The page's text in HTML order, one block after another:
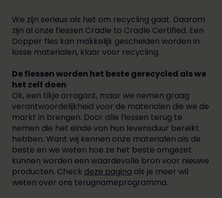
We zijn serieus als het om recycling gaat. Daarom
zijn al onze flessen Cradle to Cradle Certified. Een
Dopper fles kan makkelijk gescheiden worden in
losse materialen, klaar voor recycling.
De flessen worden het beste gerecycled als we
het zelf doen
Ok, een tikje arrogant, maar we nemen graag
verantwoordelijkheid voor de materialen die we de
markt in brengen. Door alle flessen terug te
nemen die het einde van hun levensduur bereikt
hebben. Want wij kennen onze materialen als de
beste en we weten hoe ze het beste omgezet
kunnen worden een waardevolle bron voor nieuwe
producten. Check deze pagina als je meer wil
weten over ons terugnameprogramma.